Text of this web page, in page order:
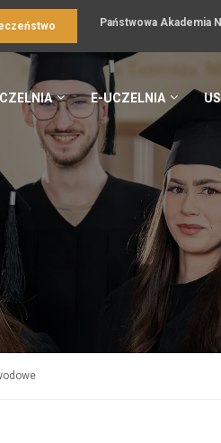
Państwowa Akademia
E-UCZELNIA